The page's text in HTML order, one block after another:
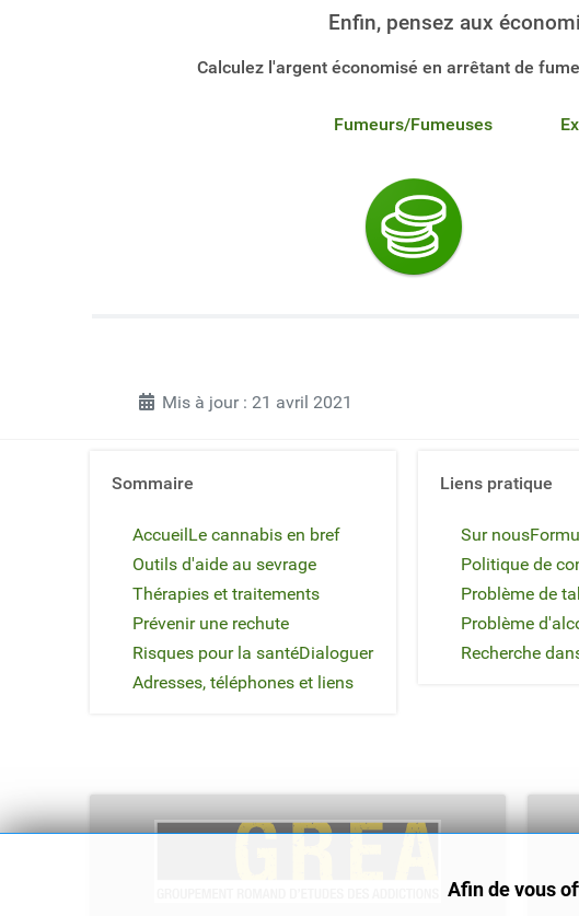
Enfin, pensez aux
Calculez l'argent économisé en arrêtant de
Fumeurs/Fumeuses
Mis à jour : 21 avril 2021
Sommaire
AccueilLe cannabis en bref
Outils d'aide au sevrage
Thérapies et traitements
Prévenir une rechute
Risques pour la santéDialoguer
Adresses, téléphones et liens
Liens pratique
Sur nous
Politique de
Problème de
Problème
Recherche
Afin de vous